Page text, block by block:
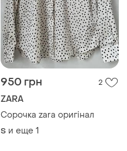
950 грн 2
ZARA
Сорочка zara оригінал
S и еще 1